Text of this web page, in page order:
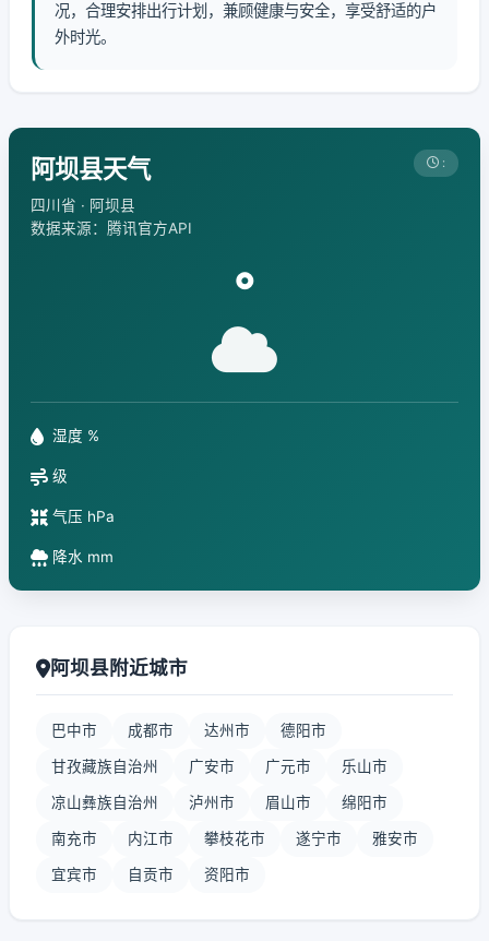
况，合理安排出行计划，兼顾健康与安全，享受舒适的户
外时光。
阿坝县天气
四川省 · 阿坝县
数据来源：腾讯官方API
:
°
湿度 %
级
气压 hPa
降水 mm
阿坝县附近城市
巴中市 成都市 达州市 德阳市
甘孜藏族自治州 广安市 广元市 乐山市
凉山彝族自治州 泸州市 眉山市 绵阳市
南充市 内江市 攀枝花市 遂宁市 雅安市
宜宾市 自贡市 资阳市